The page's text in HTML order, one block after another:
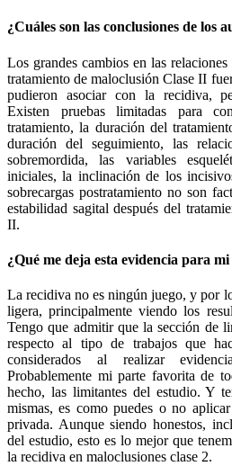
¿Cuáles son las conclusiones de los
Los grandes cambios en las
tratamiento de maloclusión Clase II
pudieron asociar con la recidiva,
Existen pruebas limitadas para
tratamiento, la duración del
duración del seguimiento, las
sobremordida, las variables
iniciales, la inclinación de los
sobrecargas postratamiento no son
estabilidad sagital después del
II.
¿Qué me deja esta evidencia para
La recidiva no es ningún juego, y por
ligera, principalmente viendo los
Tengo que admitir que la sección de
respecto al tipo de trabajos que
considerados al realizar
Probablemente mi parte favorita de
hecho, las limitantes del estudio. Y
mismas, es como puedes o no
privada. Aunque siendo honestos,
del estudio, esto es lo mejor que
la recidiva en maloclusiones clase 2.